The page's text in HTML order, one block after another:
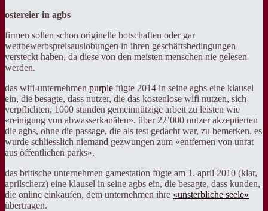
ostereier in agbs
firmen sollen schon originelle botschaften oder gar
wettbewerbspreisauslobungen in ihren geschäftsbedingungen
versteckt haben, da diese von den meisten menschen nie gelesen
werden.
das wifi-unternehmen purple fügte 2014 in seine agbs eine klausel
ein, die besagte, dass nutzer, die das kostenlose wifi nutzen, sich
verpflichten, 1000 stunden gemeinnützige arbeit zu leisten wie
«reinigung von abwasserkanälen». über 22’000 nutzer akzeptierten
die agbs, ohne die passage, die als test gedacht war, zu bemerken. es
wurde schliesslich niemand gezwungen zum «entfernen von unrat
aus öffentlichen parks».
das britische unternehmen gamestation fügte am 1. april 2010 (klar,
aprilscherz) eine klausel in seine agbs ein, die besagte, dass kunden,
die online einkaufen, dem unternehmen ihre «unsterbliche seele»
übertragen.